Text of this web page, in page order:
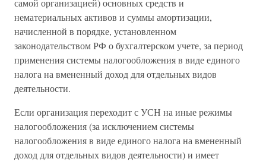
самой организацией) основных средств и
нематериальных активов и суммы амортизации,
начисленной в порядке, установленном
законодательством РФ о бухгалтерском учете, за период
применения системы налогообложения в виде единого
налога на вмененный доход для отдельных видов
деятельности.
Если организация переходит с УСН на иные режимы
налогообложения (за исключением системы
налогообложения в виде единого налога на вмененный
доход для отдельных видов деятельности) и имеет